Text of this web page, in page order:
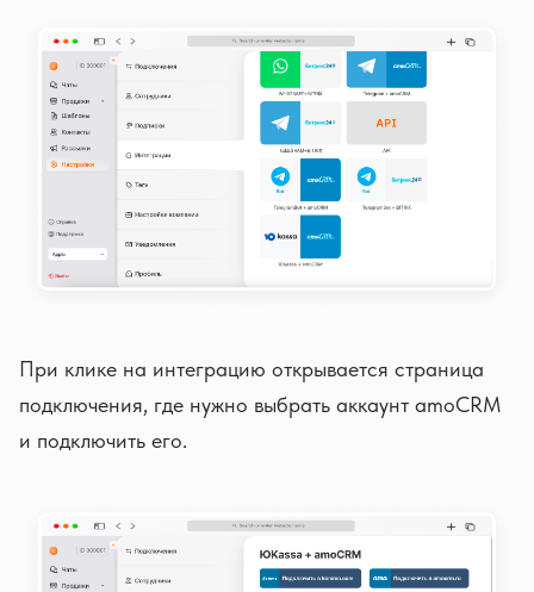
При клике на интеграцию открывается страница
подключения, где нужно выбрать аккаунт amoCRM
и подключить его.